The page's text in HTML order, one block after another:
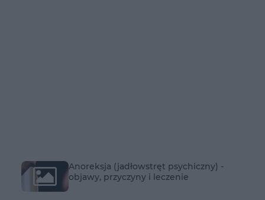
Anoreksja (jadłowstręt psychiczny) -
objawy, przyczyny i leczenie